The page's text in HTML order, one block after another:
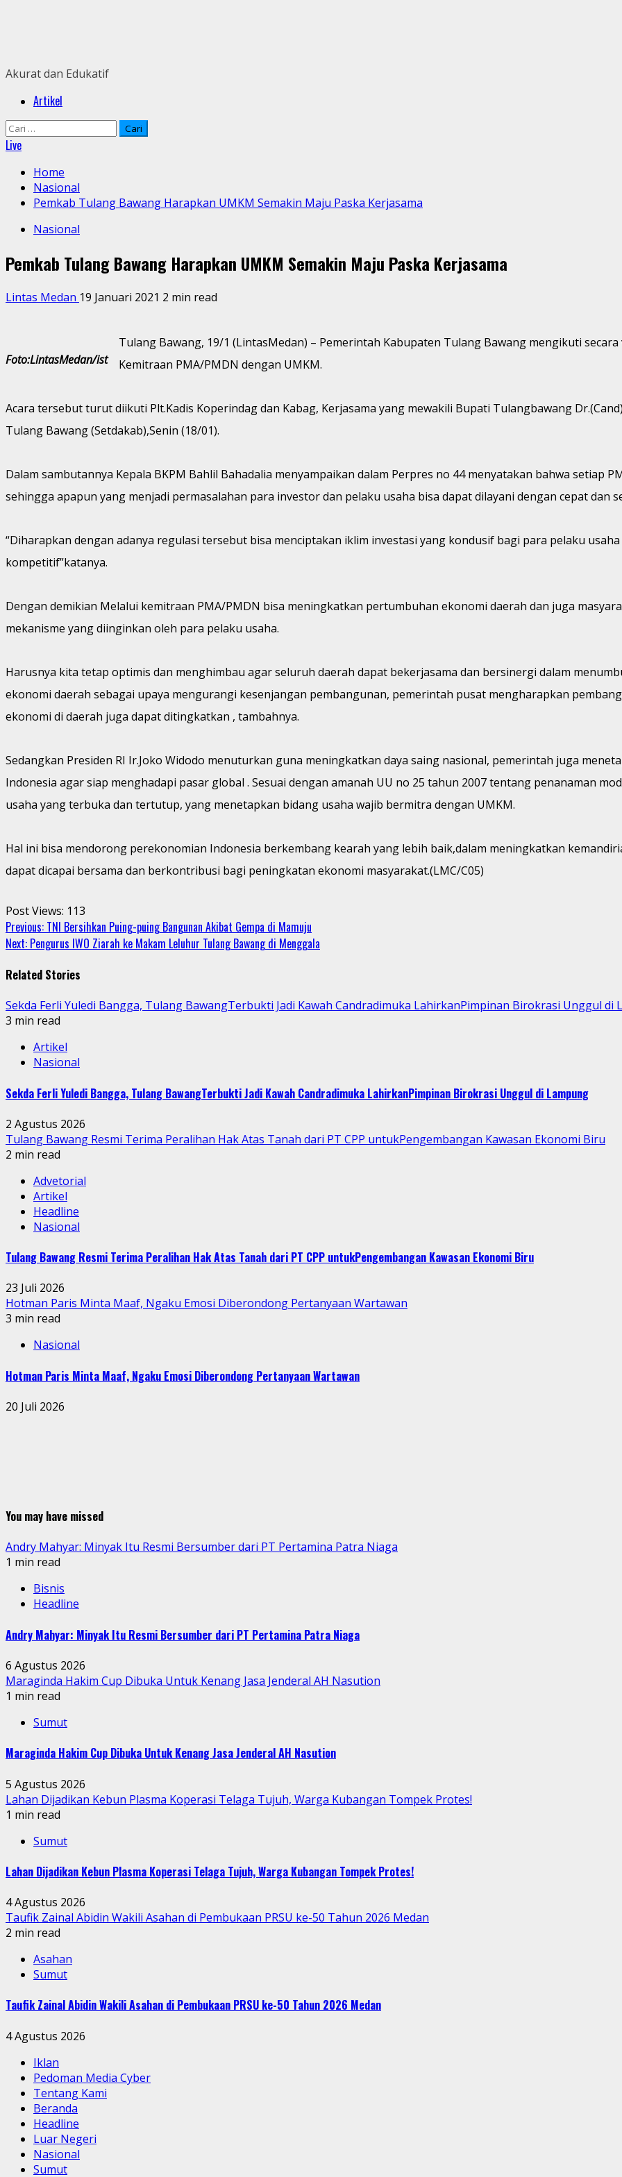
Akurat dan Edukatif
PrimaryArtikel
Cari
untuk:
Live
Home
Nasional
Pemkab Tulang Bawang Harapkan UMKM Semakin Maju Paska Kerjasama
Nasional
Pemkab Tulang Bawang Harapkan UMKM Semakin Maju Paska Kerjasama
Lintas Medan 19 Januari 2021 2 min read
Foto:LintasMedan/ist
Tulang Bawang, 19/1 (LintasMedan) – Pemerintah Kabupaten Tulang Bawang mengikuti
Kemitraan PMA/PMDN dengan UMKM.
Acara tersebut turut diikuti Plt.Kadis Koperindag dan Kabag, Kerjasama yang mewakili Bupati Tulangbawang
Tulang Bawang (Setdakab),Senin (18/01).
Dalam sambutannya Kepala BKPM Bahlil Bahadalia menyampaikan dalam Perpres no 44 menyatakan bahwa setiap
sehingga apapun yang menjadi permasalahan para investor dan pelaku usaha bisa dapat dilayani dengan cepat dan
“Diharapkan dengan adanya regulasi tersebut bisa menciptakan iklim investasi yang kondusif bagi para pelaku
kompetitif”katanya.
Dengan demikian Melalui kemitraan PMA/PMDN bisa meningkatkan pertumbuhan ekonomi daerah dan juga
mekanisme yang diinginkan oleh para pelaku usaha.
Harusnya kita tetap optimis dan menghimbau agar seluruh daerah dapat bekerjasama dan bersinergi dalam
ekonomi daerah sebagai upaya mengurangi kesenjangan pembangunan, pemerintah pusat mengharapkan
ekonomi di daerah juga dapat ditingkatkan , tambahnya.
Sedangkan Presiden RI Ir.Joko Widodo menuturkan guna meningkatkan daya saing nasional, pemerintah juga
Indonesia agar siap menghadapi pasar global . Sesuai dengan amanah UU no 25 tahun 2007 tentang penanaman
usaha yang terbuka dan tertutup, yang menetapkan bidang usaha wajib bermitra dengan UMKM.
Hal ini bisa mendorong perekonomian Indonesia berkembang kearah yang lebih baik,dalam meningkatkan
dapat dicapai bersama dan berkontribusi bagi peningkatan ekonomi masyarakat.(LMC/C05)
Post Views: 113
Continue
Reading
Previous: TNI Bersihkan Puing-puing Bangunan Akibat Gempa di Mamuju
Next: Pengurus IWO Ziarah ke Makam Leluhur Tulang Bawang di Menggala
Related Stories
Sekda Ferli Yuledi Bangga, Tulang BawangTerbukti Jadi Kawah Candradimuka LahirkanPimpinan Birokrasi Unggul di
3 min read
Artikel
Nasional
Sekda Ferli Yuledi Bangga, Tulang BawangTerbukti Jadi Kawah Candradimuka LahirkanPimpinan Birokrasi Unggul di Lampung
2 Agustus 2026
Tulang Bawang Resmi Terima Peralihan Hak Atas Tanah dari PT CPP untukPengembangan Kawasan Ekonomi Biru
2 min read
Advetorial
Artikel
Headline
Nasional
Tulang Bawang Resmi Terima Peralihan Hak Atas Tanah dari PT CPP untukPengembangan Kawasan Ekonomi Biru
23 Juli 2026
Hotman Paris Minta Maaf, Ngaku Emosi Diberondong Pertanyaan Wartawan
3 min read
Nasional
Hotman Paris Minta Maaf, Ngaku Emosi Diberondong Pertanyaan Wartawan
20 Juli 2026
You may have missed
Andry Mahyar: Minyak Itu Resmi Bersumber dari PT Pertamina Patra Niaga
1 min read
Bisnis
Headline
Andry Mahyar: Minyak Itu Resmi Bersumber dari PT Pertamina Patra Niaga
6 Agustus 2026
Maraginda Hakim Cup Dibuka Untuk Kenang Jasa Jenderal AH Nasution
1 min read
Sumut
Maraginda Hakim Cup Dibuka Untuk Kenang Jasa Jenderal AH Nasution
5 Agustus 2026
Lahan Dijadikan Kebun Plasma Koperasi Telaga Tujuh, Warga Kubangan Tompek Protes!
1 min read
Sumut
Lahan Dijadikan Kebun Plasma Koperasi Telaga Tujuh, Warga Kubangan Tompek Protes!
4 Agustus 2026
Taufik Zainal Abidin Wakili Asahan di Pembukaan PRSU ke-50 Tahun 2026 Medan
2 min read
Asahan
Sumut
Taufik Zainal Abidin Wakili Asahan di Pembukaan PRSU ke-50 Tahun 2026 Medan
4 Agustus 2026
Iklan
Pedoman Media Cyber
Tentang Kami
Beranda
Headline
Luar Negeri
Nasional
Sumut